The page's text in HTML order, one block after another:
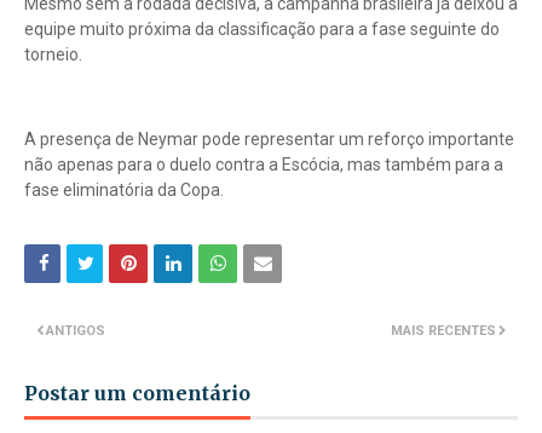
equipe muito próxima da classificação para a fase seguinte do
torneio.
A presença de Neymar pode representar um reforço importante
não apenas para o duelo contra a Escócia, mas também para a
fase eliminatória da Copa.
MAIS RECENTES
ANTIGOS
Postar um comentário